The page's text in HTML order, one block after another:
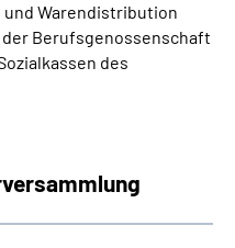
Warendistribution
Berufsgenossenschaft
des